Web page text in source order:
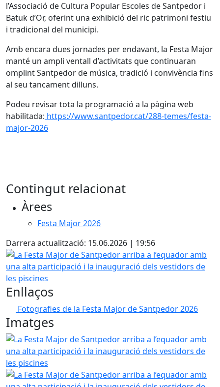
l’Associació de Cultura Popular Escoles de Santpedor i
Batuk d’Or, oferint una exhibició del ric patrimoni festiu
i tradicional del municipi.
Amb encara dues jornades per endavant, la Festa Major
manté un ampli ventall d’activitats que continuaran
omplint Santpedor de música, tradició i convivència fins
al seu tancament dilluns.
Podeu revisar tota la programació a la pàgina web
habilitada: https://www.santpedor.cat/288-temes/festa-
major-2026
Contingut relacionat
Àrees
Festa Major 2026
Darrera actualització: 15.06.2026 | 19:56
La Festa Major de Santpedor arriba a l’equador amb
Enllaços
Fotografies de la Festa Major de Santpedor 2026
Imatges
La Festa Major de Santpedor arriba a l’equador amb
La Festa Major de Santpedor arriba a l’equador amb